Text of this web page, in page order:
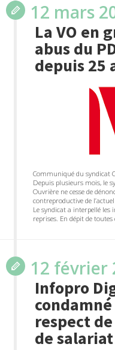
12 mars
La VO en
abus du
depuis 25
Communiqué du syndicat
Depuis plusieurs mois, le
Ouvrière ne cesse de
contreproductive de l’actuel
Le syndicat a interpellé les
reprises. En dépit de toutes
12 février
Infopro
respect
de salariat